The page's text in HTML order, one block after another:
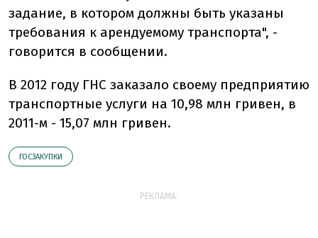
задание, в котором должны быть указаны
требования к арендуемому транспорта", -
говорится в сообщении.
В 2012 году ГНС заказало своему предприятию
транспортные услуги на 10,98 млн гривен, в
2011-м - 15,07 млн гривен.
ГОСЗАКУПКИ
РЕКЛАМА: